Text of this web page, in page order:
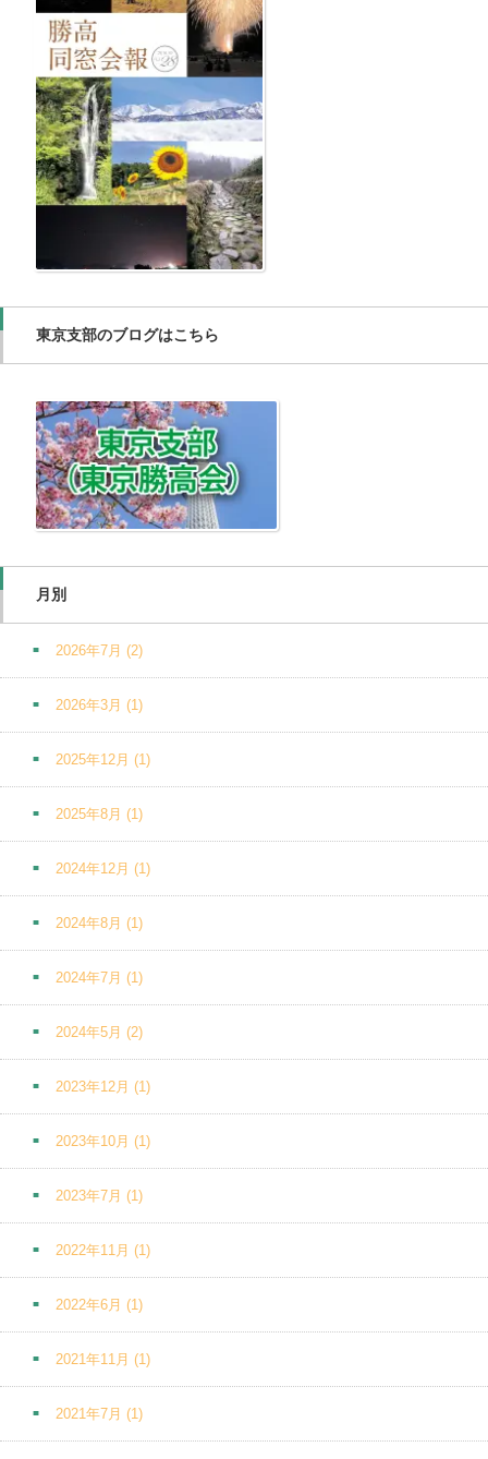
東京支部のブログはこちら
月別
2026年7月 (2)
2026年3月 (1)
2025年12月 (1)
2025年8月 (1)
2024年12月 (1)
2024年8月 (1)
2024年7月 (1)
2024年5月 (2)
2023年12月 (1)
2023年10月 (1)
2023年7月 (1)
2022年11月 (1)
2022年6月 (1)
2021年11月 (1)
2021年7月 (1)